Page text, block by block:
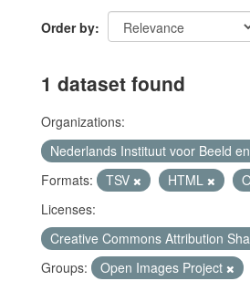
Order by
1 dataset found
Organizations:
Nederlands Instituut voor Beeld
Formats:
TSV HTML
Licenses:
Creative Commons Attribution
Groups:
Open Images Project